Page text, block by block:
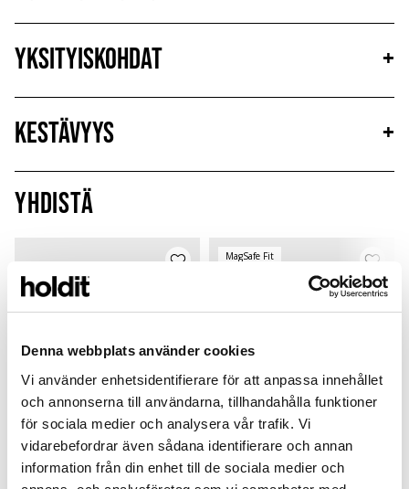
Denna webbplats använder cookies
Vi använder enhetsidentifierare för att anpassa innehållet
och annonserna till användarna, tillhandahålla funktioner
för sociala medier och analysera vår trafik. Vi
vidarebefordrar även sådana identifierare och annan
information från din enhet till de sociala medier och
Yksityiskohdat +
Kestävyys
+
Yhdistä
MagSafe Fit